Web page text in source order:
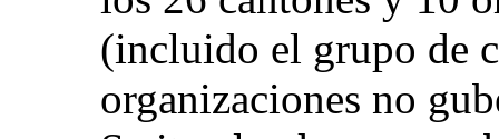
(incluido el grupo de
organizaciones no